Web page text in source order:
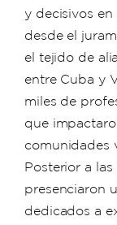
y decisivos en
desde el
el tejido de
entre Cuba y
miles de
que
comunidades
​Posterior a
presenciaron
dedicados a